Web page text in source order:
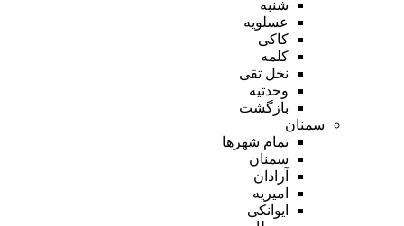
شنبه
عسلویه
کاکی
کلمه
نخل تقی
وحدتیه
بازگشت
سمنان
تمام شهر‌ها
سمنان
آرادان
امیریه
ایوانکی